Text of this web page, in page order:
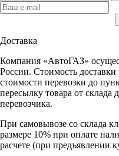
Доставка
Компания «АвтоГАЗ»
России. Стоимость доставки
стоимости перевозки до
пересылку товара от склада
перевозчика.
При самовывозе со склада
размере 10% при оплате
расчете (при предъявлении